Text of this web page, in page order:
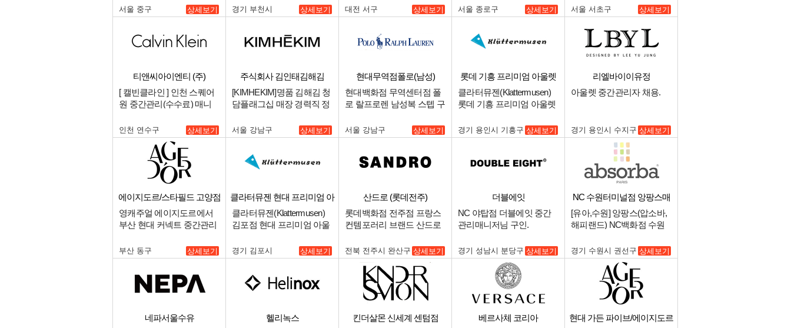
서울 중구 상세보기 경기 부천시 상세보기 대전 서구 상세보기 서울 종로구 상세보기 서울 서초구 상세보기
티앤씨아이엔티 (주)
[ 캘빈클라인 ] 인천 스퀘어
원 중간관리(수수료) 매니
험자 우대).
인천 연수구 상세보기
주식회사 김인태김해김
[KIMHEKIM]명품 김해김 청
담플래그십 매장 경력직 정
서울 강남구 상세보기
현대무역점폴로(남성)
현대백화점 무역센터점 폴
로 랄프로렌 남성복 스텝 구
서울 강남구 상세보기
롯데 기흥 프리미엄 아울렛
클라터뮤젠(Klattermusen)
롯데 기흥 프리미엄 아울렛
경기 용인시 기흥구 상세보기
리엘바이이유정
아울렛 중간관리자 채용.
경기 용인시 수지구 상세보기
에이지도르/스타필드 고양점
영캐주얼 에이지도르에서
부산 현대 커넥트 중간관리
부산 동구 상세보기
클라터뮤젠 현대 프리미엄 아
울렛 김포점
클라터뮤젠(Klattermusen)
김포점 현대 프리미엄 아울
경기 김포시 상세보기
산드로 (롯데전주)
롯데백화점 전주점 프랑스
컨템포러리 브랜드 산드로
전북 전주시 완산구 상세보기
더블에잇
NC 야탑점 더블에잇 중간
관리매니저님 구인.
경기 성남시 분당구 상세보기
NC 수원터미널점 앙팡스매
장
[유아,수원] 앙팡스(압소바,
해피랜드) NC백화점 수원
구인.
경기 수원시 권선구 상세보기
네파서울수유
헬리녹스
킨더살몬 신세계 센텀점
베르사체 코리아
현대 가든 파이브/에이지도르